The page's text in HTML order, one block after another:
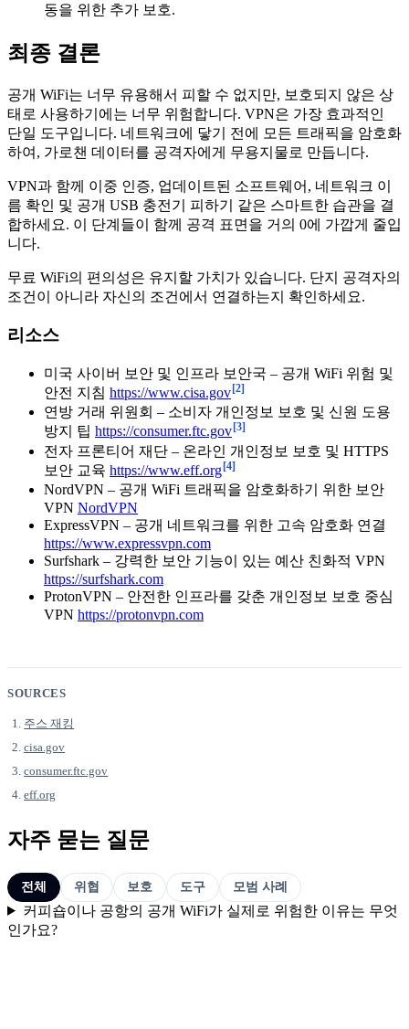
동을 위한 추가 보호.
최종 결론
공개 WiFi는 너무 유용해서 피할 수 없지만, 보호되지 않은 상
태로 사용하기에는 너무 위험합니다. VPN은 가장 효과적인
단일 도구입니다. 네트워크에 닿기 전에 모든 트래픽을 암호화
하여, 가로챈 데이터를 공격자에게 무용지물로 만듭니다.
VPN과 함께 이중 인증, 업데이트된 소프트웨어, 네트워크 이
름 확인 및 공개 USB 충전기 피하기 같은 스마트한 습관을 결
합하세요. 이 단계들이 함께 공격 표면을 거의 0에 가깝게 줄입
니다.
무료 WiFi의 편의성은 유지할 가치가 있습니다. 단지 공격자의
조건이 아니라 자신의 조건에서 연결하는지 확인하세요.
리소스
미국 사이버 보안 및 인프라 보안국 – 공개 WiFi 위험 및
안전 지침 https://www.cisa.gov [2]
연방 거래 위원회 – 소비자 개인정보 보호 및 신원 도용
방지 팁 https://consumer.ftc.gov [3]
전자 프론티어 재단 – 온라인 개인정보 보호 및 HTTPS
보안 교육 https://www.eff.org [4]
NordVPN – 공개 WiFi 트래픽을 암호화하기 위한 보안
VPN NordVPN
ExpressVPN – 공개 네트워크를 위한 고속 암호화 연결
https://www.expressvpn.com
Surfshark – 강력한 보안 기능이 있는 예산 친화적 VPN
https://surfshark.com
ProtonVPN – 안전한 인프라를 갖춘 개인정보 보호 중심
VPN https://protonvpn.com
SOURCES
주스 재킹
cisa.gov
consumer.ftc.gov
eff.org
자주 묻는 질문
전체 위협 보호 도구 모범 사례
커피숍이나 공항의 공개 WiFi가 실제로 위험한 이유는 무엇
인가요?